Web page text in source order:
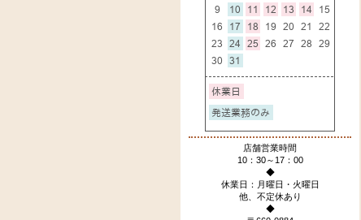
店舗営業時間
10：30～17：00
◆
休業日：月曜日・火曜日
他、不定休あり
◆